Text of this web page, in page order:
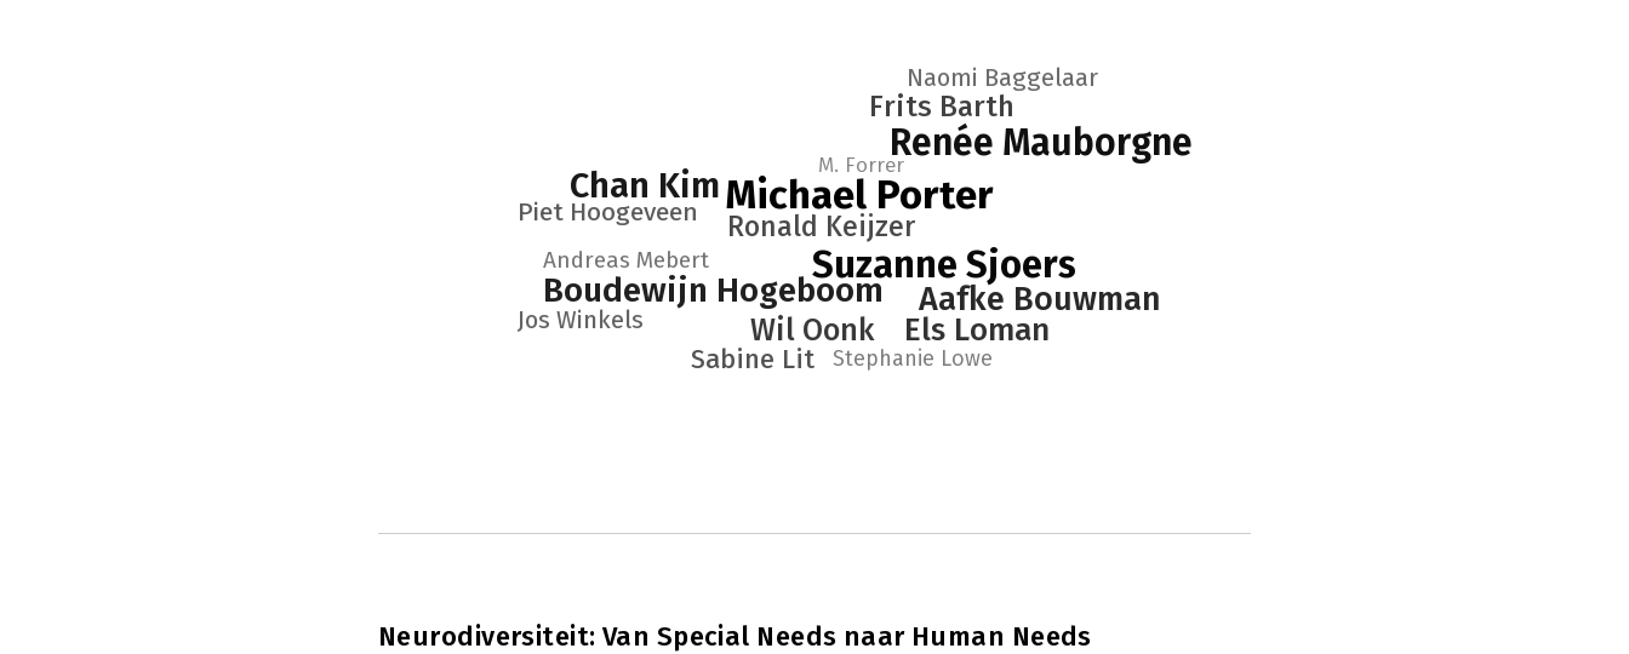
Michael Porter
Suzanne Sjoers
Renée Mauborgne
Chan Kim
Boudewijn Hogeboom Aafke Bouwman
Els Loman
Wil Oonk
Frits Barth
Ronald Keijzer
Sabine Lit
Piet Hoogeveen
Jos Winkels
Naomi Baggelaar
Andreas Mebert
Stephanie Lowe
M. Forrer
Neurodiversiteit: Van Special Needs naar Human Needs